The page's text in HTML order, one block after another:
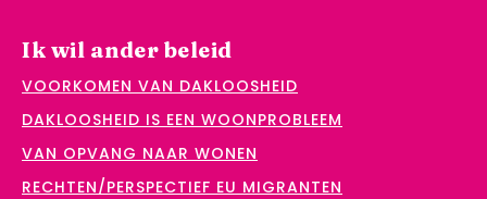
Ik wil ander beleid
VOORKOMEN VAN DAKLOOSHEID
DAKLOOSHEID IS EEN WOONPROBLEEM
VAN OPVANG NAAR WONEN
RECHTEN/PERSPECTIEF EU MIGRANTEN